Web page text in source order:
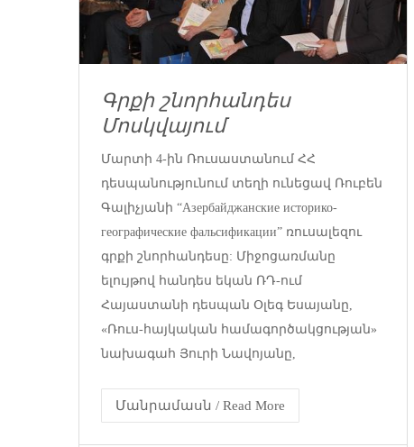
Գրքի շնորհանդես
Մոսկվայում
Մարտի 4-ին Ռուսաստանում ՀՀ
դեսպանությունում տեղի ունեցավ Ռուբեն
Գալիչյանի “Азербайджанские историко-
географические фальсификации” ռուսալեզու
գրքի շնորհանդեսը: Միջոցառմանը
ելույթով հանդես եկան ՌԴ-ում
Հայաստանի դեսպան Օլեգ Եսայանը,
«Ռուս-հայկական համագործակցության»
նախագահ Յուրի Նավոյանը,
Մանրամասն / Read More